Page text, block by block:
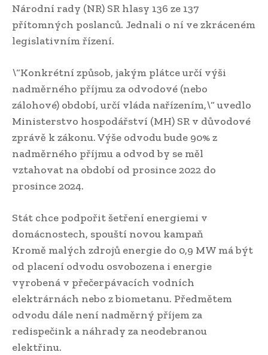
Národní rady (NR) SR hlasy 136 ze 137
přítomných poslanců. Jednali o ní ve zkráceném
legislativním řízení.
\“Konkrétní způsob, jakým plátce určí výši
nadměrného příjmu za odvodové (nebo
zálohové) období, určí vláda nařízením,\“ uvedlo
Ministerstvo hospodářství (MH) SR v důvodové
zprávě k zákonu. Výše odvodu bude 90% z
nadměrného příjmu a odvod by se měl
vztahovat na období od prosince 2022 do
prosince 2024.
Stát chce podpořit šetření energiemi v
domácnostech, spouští novou kampaň
Kromě malých zdrojů energie do 0,9 MW má být
od placení odvodu osvobozena i energie
vyrobená v přečerpávacích vodních
elektrárnách nebo z biometanu. Předmětem
odvodu dále není nadměrný příjem za
redispečink a náhrady za neodebranou
elektřinu.